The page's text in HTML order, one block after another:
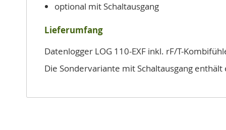
optional mit Schaltausgang
Lieferumfang
Datenlogger LOG 110-EXF inkl. rF/T-
Die Sondervariante mit Schaltausgang